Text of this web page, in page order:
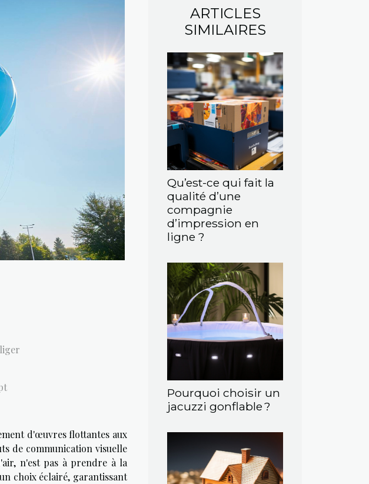
d'œuvres flottantes aux
de communication visuelle
n'est pas à prendre à la
choix éclairé, garantissant
ARTICLES
SIMILAIRES
Qu’est-ce qui fait la
qualité d’une
compagnie
d’impression en
ligne ?
Pourquoi choisir un
jacuzzi gonflable ?